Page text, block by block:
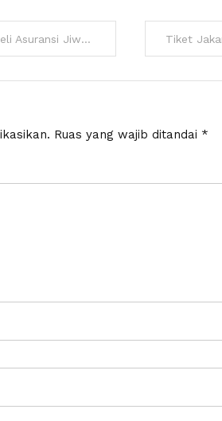
Jiwa Digital
Ruas yang wajib ditandai *